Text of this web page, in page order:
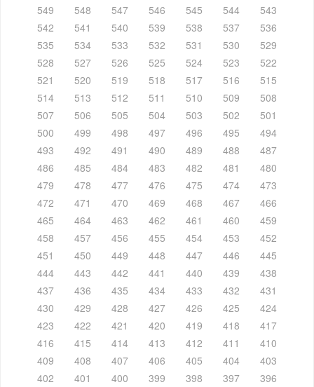
549
548 547 546 545 544
543
542
541 540 539 538 537
536
535
534 533 532 531 530
529
528
527 526 525 524 523
522
521
520 519 518 517 516
515
514
513 512 511 510 509
508
507
506 505 504 503 502
501
500
499 498 497 496 495
494
493
492 491 490 489 488
487
486
485 484 483 482 481
480
479
478 477 476 475 474
473
472
471 470 469 468 467
466
465
464 463 462 461 460
459
458
457 456 455 454 453
452
451
450 449 448 447 446
445
444
443 442 441 440 439
438
437
436 435 434 433 432
431
430
429 428 427 426 425
424
423
422 421 420 419 418
417
416
415 414 413 412 411
410
409
408 407 406 405 404
403
402
401 400 399 398 397
396